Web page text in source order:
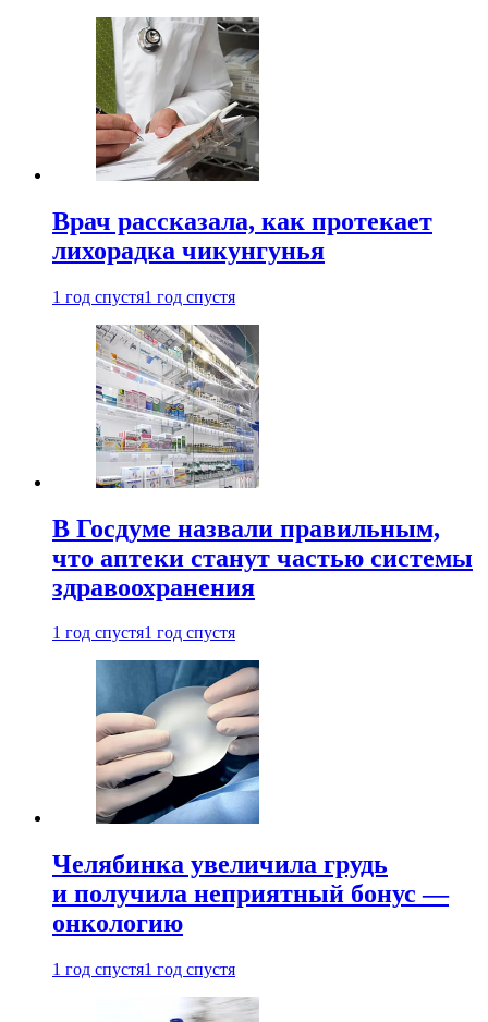
Врач рассказала, как протекает
лихорадка чикунгунья
1 год спустя1 год спустя
В Госдуме назвали правильным,
что аптеки станут частью системы
здравоохранения
1 год спустя1 год спустя
Челябинка увеличила грудь
и получила неприятный бонус —
онкологию
1 год спустя1 год спустя